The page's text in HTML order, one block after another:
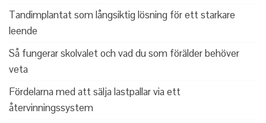
Tandimplantat som långsiktig lösning för ett starkare
leende
Så fungerar skolvalet och vad du som förälder behöver
veta
Fördelarna med att sälja lastpallar via ett
återvinningssystem